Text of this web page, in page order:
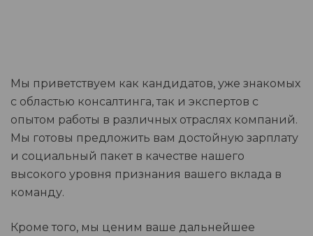
Мы приветствуем как кандидатов, уже знакомых
с областью консалтинга, так и экспертов с
опытом работы в различных отраслях компаний.
Мы готовы предложить вам достойную зарплату
и социальный пакет в качестве нашего
высокого уровня признания вашего вклада в
команду.
Кроме того, мы ценим ваше дальнейшее